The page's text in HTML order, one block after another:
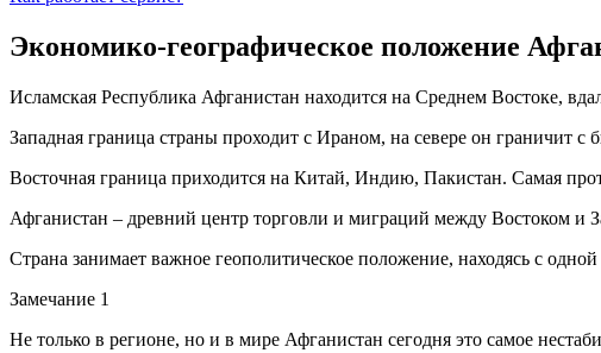
Экономико-географическое положение
Исламская Республика Афганистан находится на Среднем Востоке,
Западная граница страны проходит с Ираном, на севере он
Восточная граница приходится на Китай, Индию, Пакистан. Самая
Афганистан – древний центр торговли и миграций между Востоком и
Страна занимает важное геополитическое положение, находясь с
Замечание 1
Не только в регионе, но и в мире Афганистан сегодня это самое